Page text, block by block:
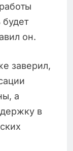
он.
заверил,
а
в